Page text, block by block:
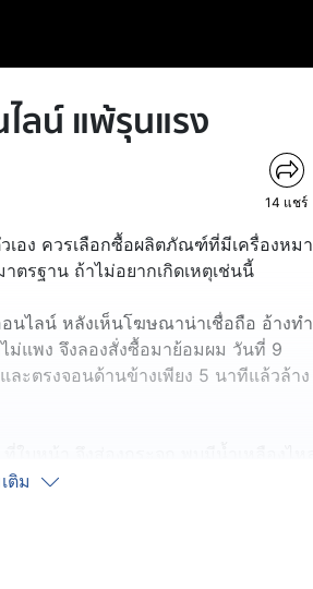
ลน์ แพ้รุนแรง
14 แชร์
อง ควรเลือกซื้อผลิตภัณฑ์ที่มีเครื่องหม
ตรฐาน ถ้าไม่อยากเกิดเหตุเช่นนี้
นไลน์ หลังเห็นโฆษณาน่าเชื่อถือ อ้างทำ
ม่แพง จึงลองสั่งซื้อมาย้อมผม วันที่ 9
ตรงจอนด้านข้างเพียง 5 นาทีแล้วล้าง
ยาย้อมผมแน่นอน จึงสระผมด้วยแชมพู
ติม